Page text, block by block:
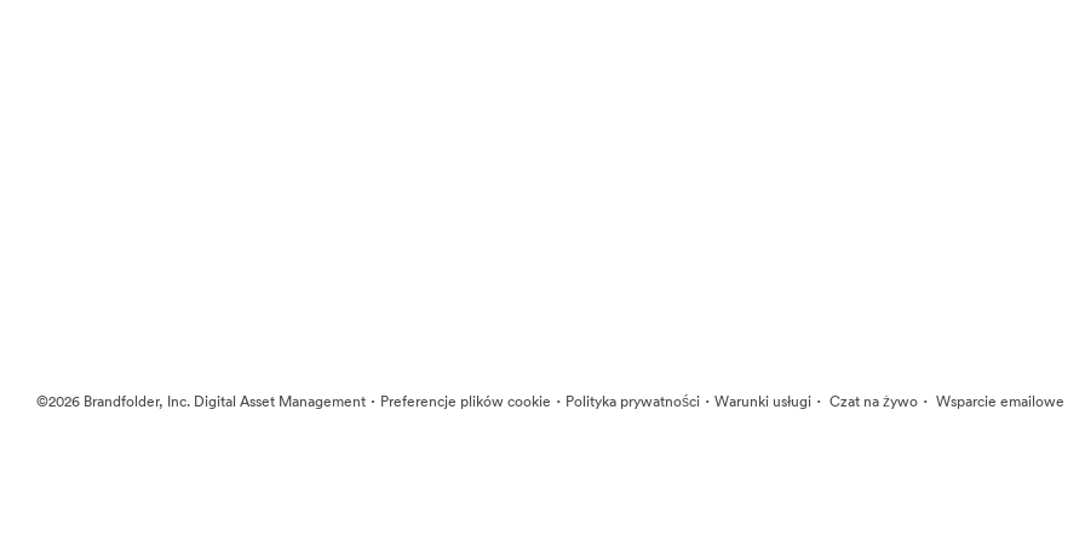
©2026 Brandfolder, Inc. Digital Asset Management · Preferencje plików cookie · Polityka prywatności · Warunki usługi · Czat na żywo · Wsparcie emailowe